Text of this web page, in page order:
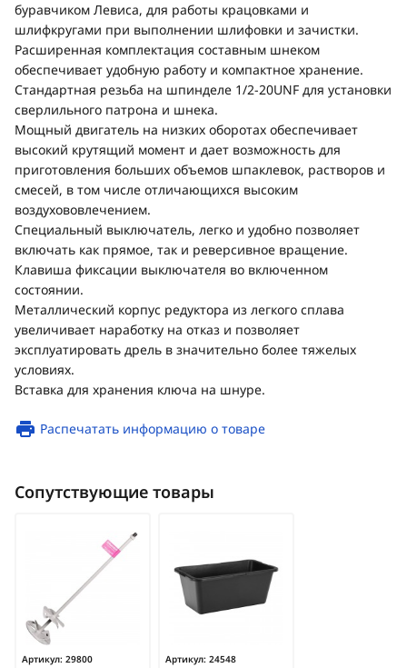
буравчиком Левиса, для работы крацовками и
шлифкругами при выполнении шлифовки и зачистки.
Расширенная комплектация составным шнеком
обеспечивает удобную работу и компактное хранение.
Стандартная резьба на шпинделе 1/2-20UNF для установки
сверлильного патрона и шнека.
Мощный двигатель на низких оборотах обеспечивает
высокий крутящий момент и дает возможность для
приготовления больших объемов шпаклевок, растворов и
смесей, в том числе отличающихся высоким
воздухововлечением.
Специальный выключатель, легко и удобно позволяет
включать как прямое, так и реверсивное вращение.
Клавиша фиксации выключателя во включенном
состоянии.
Металлический корпус редуктора из легкого сплава
увеличивает наработку на отказ и позволяет
эксплуатировать дрель в значительно более тяжелых
условиях.
Вставка для хранения ключа на шнуре.
Распечатать информацию о товаре
Сопутствующие товары
Артикул: 29800
Артикул: 24548